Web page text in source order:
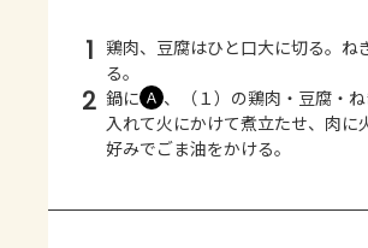
1 鶏肉、豆腐はひと口大に切る。ね
る。
2 鍋に Ａ 、（１）の鶏肉・豆腐・
入れて火にかけて煮立たせ、肉に
好みでごま油をかける。